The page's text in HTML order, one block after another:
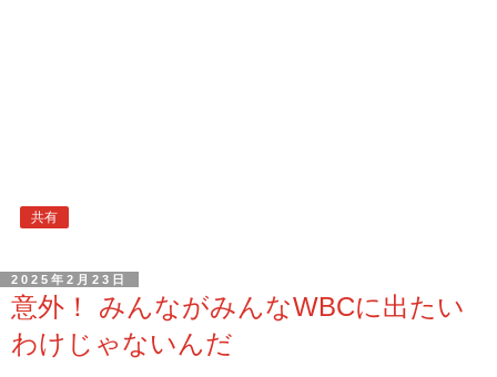
共有
2025年2月23日
意外！ みんながみんなWBCに出たい
わけじゃないんだ